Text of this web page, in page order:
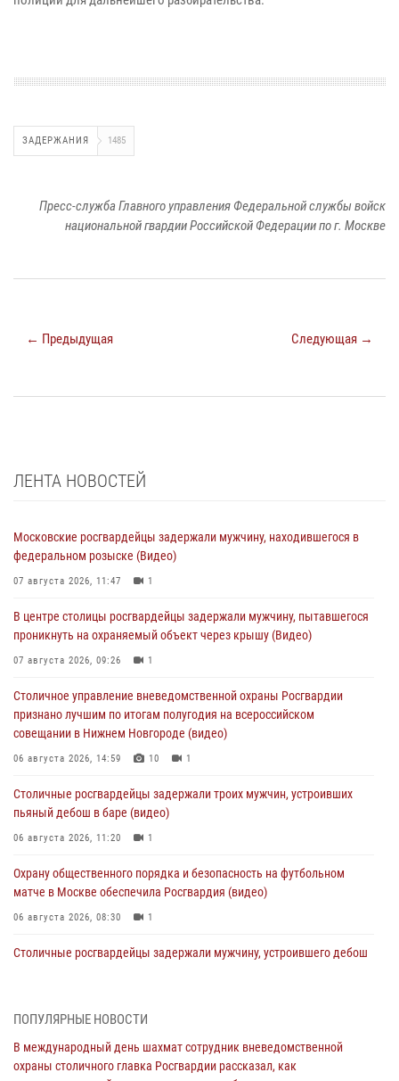
ЗАДЕРЖАНИЯ 1485
Пресс-служба Главного управления Федеральной службы войск
национальной гвардии Российской Федерации по г. Москве
← Предыдущая Следующая →
ЛЕНТА НОВОСТЕЙ
Московские росгвардейцы задержали мужчину, находившегося в
федеральном розыске (Видео)
07 августа 2026, 11:47 1
В центре столицы росгвардейцы задержали мужчину, пытавшегося
проникнуть на охраняемый объект через крышу (Видео)
07 августа 2026, 09:26 1
Столичное управление вневедомственной охраны Росгвардии
признано лучшим по итогам полугодия на всероссийском
совещании в Нижнем Новгороде (видео)
06 августа 2026, 14:59 10 1
Столичные росгвардейцы задержали троих мужчин, устроивших
пьяный дебош в баре (видео)
06 августа 2026, 11:20 1
Охрану общественного порядка и безопасность на футбольном
матче в Москве обеспечила Росгвардия (видео)
06 августа 2026, 08:30 1
Столичные росгвардейцы задержали мужчину, устроившего дебош
футбольного матча Кубка России (Видео)
05 августа 2026, 12:35
ПОПУЛЯРНЫЕ НОВОСТИ
В международный день шахмат сотрудник вневедомственной
охраны столичного главка Росгвардии рассказал, как